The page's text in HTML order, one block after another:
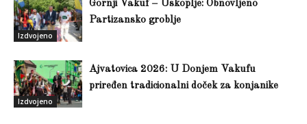
Izdvojeno
Gornji Vakuf – Uskoplje: Obnovljeno
Partizansko groblje
Izdvojeno
Ajvatovica 2026: U Donjem Vakufu
priređen tradicionalni doček za konjanike